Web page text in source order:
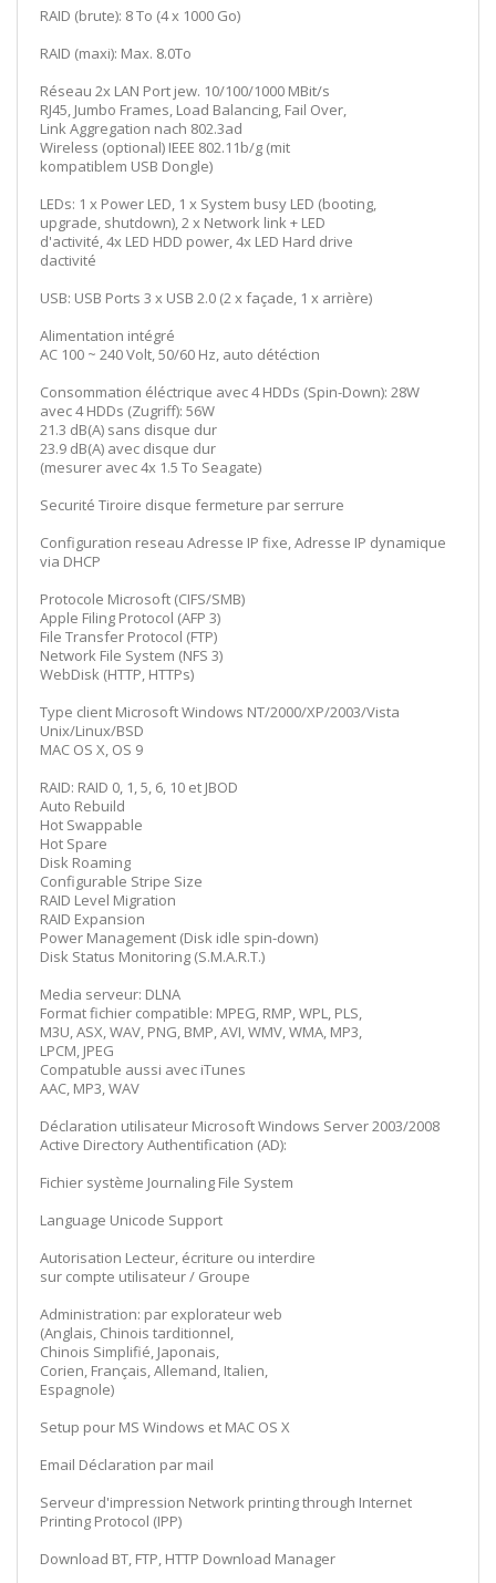
RAID (brute): 8 To (4 x 1000 Go)
RAID (maxi): Max. 8.0To
Réseau 2x LAN Port jew. 10/100/1000 MBit/s
RJ45, Jumbo Frames, Load Balancing, Fail Over,
Link Aggregation nach 802.3ad
Wireless (optional) IEEE 802.11b/g (mit
kompatiblem USB Dongle)
LEDs: 1 x Power LED, 1 x System busy LED (booting,
upgrade, shutdown), 2 x Network link + LED
d'activité, 4x LED HDD power, 4x LED Hard drive
dactivité
USB: USB Ports 3 x USB 2.0 (2 x façade, 1 x arrière)
Alimentation intégré
AC 100 ~ 240 Volt, 50/60 Hz, auto détéction
Consommation éléctrique avec 4 HDDs (Spin-Down): 28W
avec 4 HDDs (Zugriff): 56W
21.3 dB(A) sans disque dur
23.9 dB(A) avec disque dur
(mesurer avec 4x 1.5 To Seagate)
Securité Tiroire disque fermeture par serrure
Configuration reseau Adresse IP fixe, Adresse IP dynamique
via DHCP
Protocole Microsoft (CIFS/SMB)
Apple Filing Protocol (AFP 3)
File Transfer Protocol (FTP)
Network File System (NFS 3)
WebDisk (HTTP, HTTPs)
Type client Microsoft Windows NT/2000/XP/2003/Vista
Unix/Linux/BSD
MAC OS X, OS 9
RAID: RAID 0, 1, 5, 6, 10 et JBOD
Auto Rebuild
Hot Swappable
Hot Spare
Disk Roaming
Configurable Stripe Size
RAID Level Migration
RAID Expansion
Power Management (Disk idle spin-down)
Disk Status Monitoring (S.M.A.R.T.)
Media serveur: DLNA
Format fichier compatible: MPEG, RMP, WPL, PLS,
M3U, ASX, WAV, PNG, BMP, AVI, WMV, WMA, MP3,
LPCM, JPEG
Compatuble aussi avec iTunes
AAC, MP3, WAV
Déclaration utilisateur Microsoft Windows Server 2003/2008
Active Directory Authentification (AD):
Fichier système Journaling File System
Language Unicode Support
Autorisation Lecteur, écriture ou interdire
sur compte utilisateur / Groupe
Administration: par explorateur web
(Anglais, Chinois tarditionnel,
Chinois Simplifié, Japonais,
Corien, Français, Allemand, Italien,
Espagnole)
Setup pour MS Windows et MAC OS X
Email Déclaration par mail
Serveur d'impression Network printing through Internet
Printing Protocol (IPP)
Download BT, FTP, HTTP Download Manager